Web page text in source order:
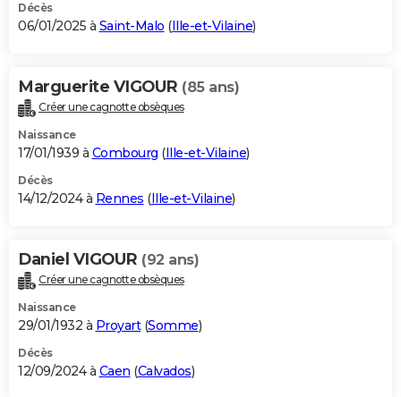
Décès
06/01/2025 à Saint-Malo (Ille-et-Vilaine)
Marguerite VIGOUR (85 ans)
Créer une cagnotte obsèques
Naissance
17/01/1939 à Combourg (Ille-et-Vilaine)
Décès
14/12/2024 à Rennes (Ille-et-Vilaine)
Daniel VIGOUR (92 ans)
Créer une cagnotte obsèques
Naissance
29/01/1932 à Proyart(Somme)
Décès
12/09/2024 à Caen (Calvados)